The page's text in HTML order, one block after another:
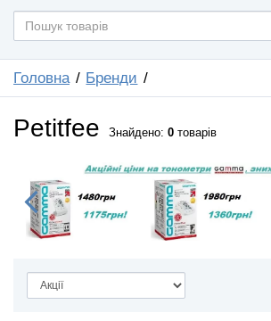
Головна Бренди
Petitfee Знайдено: 0 товарів